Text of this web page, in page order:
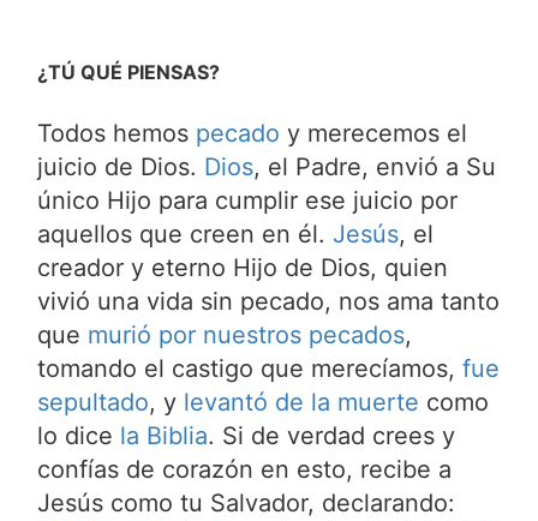
¿TÚ QUÉ PIENSAS?
Todos hemos pecado y merecemos el
juicio de Dios. Dios, el Padre, envió a Su
único Hijo para cumplir ese juicio por
aquellos que creen en él. Jesús, el
creador y eterno Hijo de Dios, quien
vivió una vida sin pecado, nos ama tanto
que murió por nuestros pecados,
tomando el castigo que merecíamos, fue
sepultado, y levantó de la muerte como
lo dice la Biblia. Si de verdad crees y
confías de corazón en esto, recibe a
Jesús como tu Salvador, declarando: